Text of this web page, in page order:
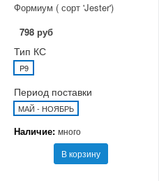
Формиум ( сорт 'Jester')
798 руб
Тип КС
P9
Период поставки
МАЙ - НОЯБРЬ
Наличие: много
В корзину